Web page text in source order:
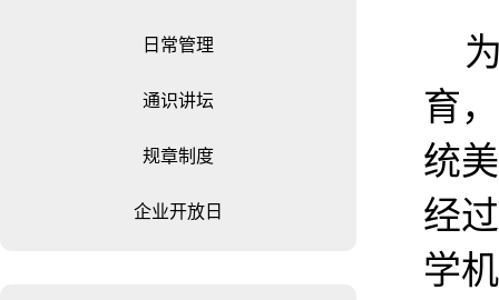
日常管理
通识讲坛
规章制度
企业开放日
育
统
经
学